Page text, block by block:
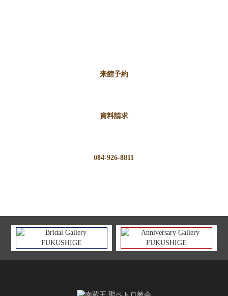
来館予約
資料請求
084-926-8811